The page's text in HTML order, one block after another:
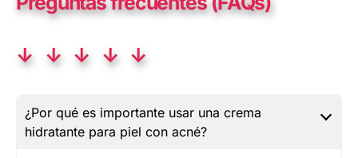
↓ ↓ ↓ ↓ ↓
¿Por qué es importante usar una crema
hidratante para piel con acné?